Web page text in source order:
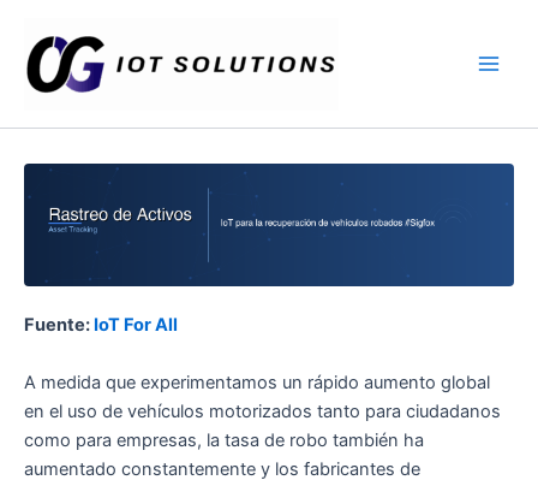
contenido
Fuente: IoT For All
A medida que experimentamos un rápido aumento global
en el uso de vehículos motorizados tanto para ciudadanos
como para empresas, la tasa de robo también ha
aumentado constantemente y los fabricantes de